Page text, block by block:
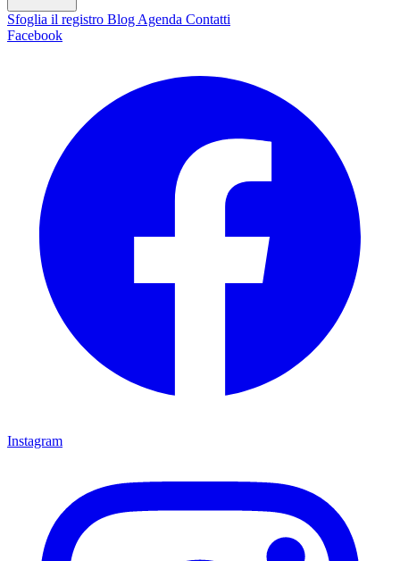
Sfoglia il registro Blog Agenda Contatti
Facebook
Instagram